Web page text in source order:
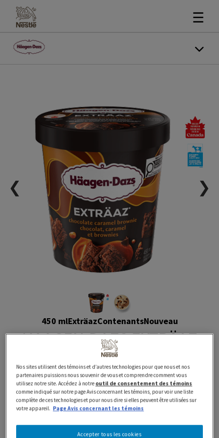
☰
❮ ❯
450 mlExträazContenantsNouveau
HAAGEN-DAZS EXTRÄAZ
Chocolate Caramel
Brownie Ice Cream
Préparé avec fierté au Canada avec des produits laitiers
100 % canadiens
Nos sites utilisent des témoins et d’autres technologies pour que nous et nos
partenaires puissions nous souvenir de vous et comprendre comment vous
utilisez notre site. Accédez à notre outil de consentement des témoins
comme indiqué sur notre page Avis concernant les témoins, pour voir une liste
complète de ces technologies et pour nous dire si elles peuvent être utilisées sur
votre appareil. Page Avis concernant les témoins
Accepter tous les cookies